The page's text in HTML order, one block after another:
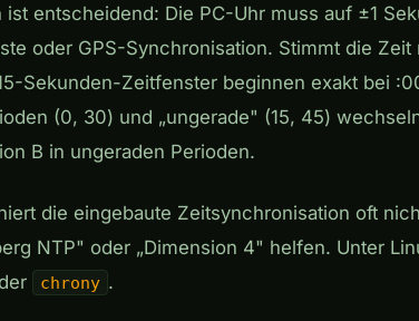
entscheidend: Die PC-Uhr muss auf ±1
oder GPS-Synchronisation. Stimmt die
Sekunden-Zeitfenster beginnen exakt bei
(0, 30) und „ungerade" (15, 45)
B in ungeraden Perioden.
die eingebaute Zeitsynchronisation oft
NTP" oder „Dimension 4" helfen. Unter
chrony .